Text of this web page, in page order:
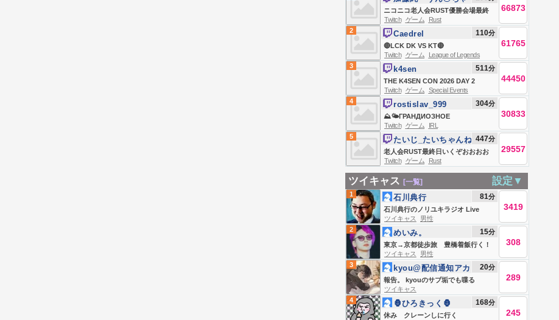
ニコニコ老人会RUST優勝会場最終
日
ん
66873
Twitch ゲーム
Rust
2
🔴LCK DK VS KT🔴
Caedrel 110分
61765
Twitch ゲーム
League of Legends
3
THE K4SEN CON 2026 DAY 2
k4sen 511分
44450
Twitch ゲーム Special Events
4
⛰️🌤ГРАНДИОЗНОЕ
🔝ПОКОРЕНИЕ🔝 ВЕРШИНЫ
МИРА⛰️☁⛰️(на грани 🦴💀)
@leva2k
rostislav_999 304分
30833
Twitch ゲーム
IRL
5
老人会RUST最終日いくぞおおおお
おおおおおお
たいじ_たいちゃんね
る
447分
29557
Twitch ゲーム Rust
ツイキャス [一覧] 設定▼
1
石川典行のノリユキラジオ Live
#839289597
石川典行 81分
3419
ツイキャス
男性
2
東京→京都徒歩旅 豊橋着飯行く！
今日もなんとか。
めいみ。 15分
308
ツイキャス
男性
3
報告。 kyouのサブ垢でも喋る
kyou@配信通知アカ
ウント
20分
289
ツイキャス
4
休み クレーンしに行く
🦍ひろきっく🦍 168分
245